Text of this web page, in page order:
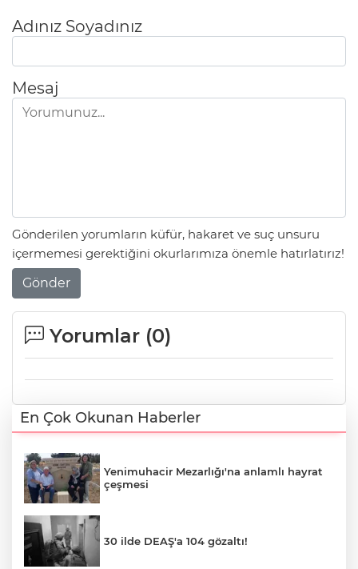
Adınız Soyadınız
Mesaj
Gönderilen yorumların küfür, hakaret ve suç unsuru
içermemesi gerektiğini okurlarımıza önemle hatırlatırız!
Gönder
Yorumlar (0)
En Çok Okunan Haberler
Yenimuhacir Mezarlığı'na anlamlı hayrat
çeşmesi
30 ilde DEAŞ'a 104 gözaltı!